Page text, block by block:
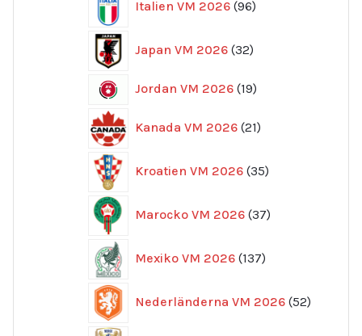
Italien VM 2026 96
produkter
Japan VM 2026 32
produkter
Jordan VM 2026 1919
Kanada VM 2026 21
produkter
Kroatien VM 2026 35
produkter
Marocko VM 2026 37
produkter
Mexiko VM 2026 137
produkter
Nederländerna VM 2026 52